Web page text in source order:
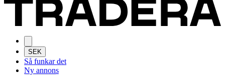
SEK
Så funkar det
Ny annons